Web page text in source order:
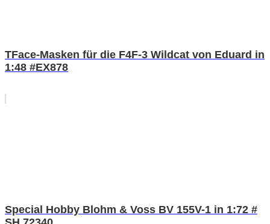
TFace-Masken für die F4F-3 Wildcat von Eduard in
1:48 #EX878
Special Hobby Blohm & Voss BV 155V-1 in 1:72 #